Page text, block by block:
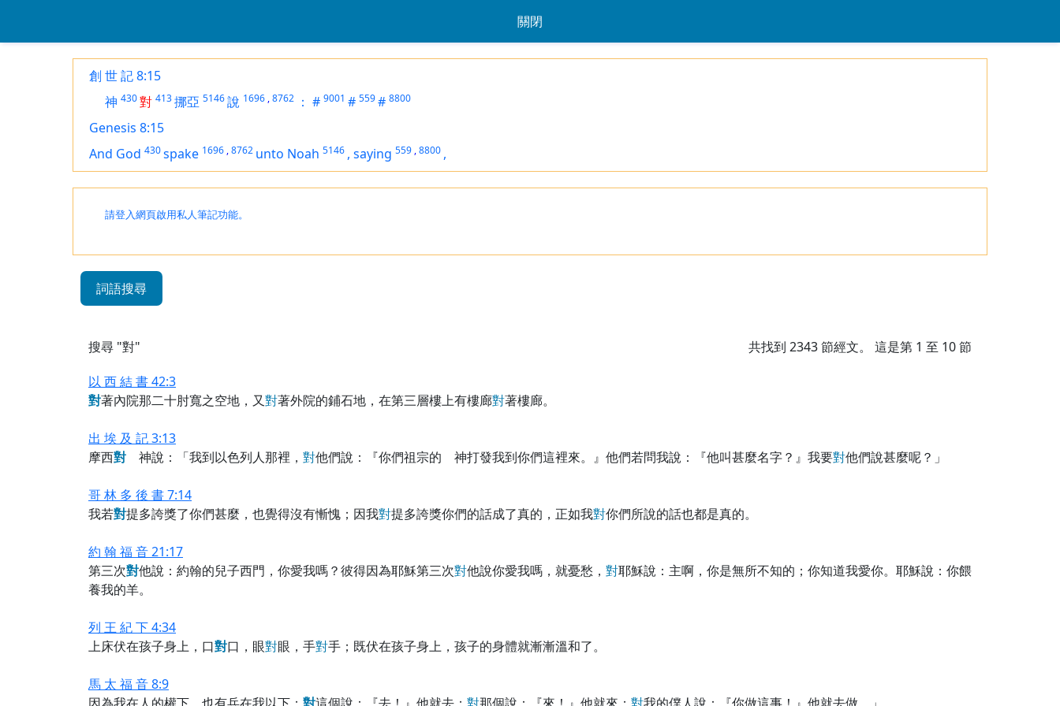
關閉
創 世 記 8:15
神 430對 413挪亞 5146說 1696 ,8762 ： # 9001 # 559# 8800
Genesis 8:15
And God 430spake 1696 ,8762 unto Noah 5146 , saying 559 ,8800 ,
請登入網頁啟用私人筆記功能。
詞語搜尋
搜尋 "對" 共找到 2343節經文。 這是第 1 至 10 節
以 西 結 書 42:3
對著內院那二十肘寬之空地，又對著外院的鋪石地，在第三層樓上有樓廊對著樓廊。
出 埃 及 記 3:13
摩西對 神說：「我到以色列人那裡， 對他們說：『你們祖宗的 神打發我到你們這裡來。』他們若問我說：『他叫甚麼名字？』我要對他們說甚麼呢？」
哥 林 多 後 書 7:14
我若對提多誇獎了你們甚麼，也覺得沒有慚愧；因我對提多誇獎你們的話成了真的，正如我對你們所說的話也都是真的。
約 翰 福 音 21:17
第三次對他說：約翰的兒子西門，你愛我嗎？彼得因為耶穌第三次對他說你愛我嗎，就憂愁， 對耶穌說：主啊，你是無所不知的；你知道我愛你。耶穌說：你餵
養我的羊。
列 王 紀 下 4:34
上床伏在孩子身上，口對口，眼對眼，手對手；既伏在孩子身上，孩子的身體就漸漸溫和了。
馬 太 福 音 8:9